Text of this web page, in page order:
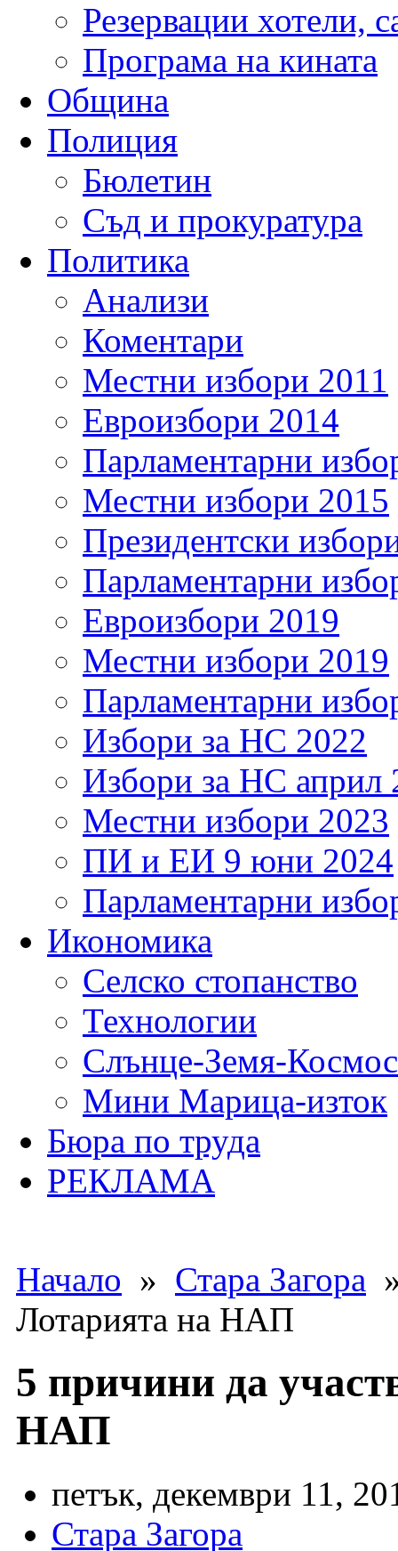
Резервации хотели,
Програма на кината
Община
Полиция
Бюлетин
Съд и прокуратура
Политика
Анализи
Коментари
Местни избори 2011
Евроизбори 2014
Парламентарни
Местни избори 2015
Президентски
Парламентарни
Евроизбори 2019
Местни избори 2019
Парламентарни
Избори за НС 2022
Избори за НС април
Местни избори 2023
ПИ и ЕИ 9 юни 2024
Парламентарни
Икономика
Селско стопанство
Технологии
Слънце-Земя-Космос
Мини Марица-изток
Бюра по труда
РЕКЛАМА
Начало » Стара Загора
Лотарията на НАП
5 причини да
НАП
петък, декември 11,
Стара Загора